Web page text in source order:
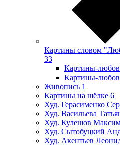
Картины словом
33
Картины-
Картины-
Живопись 1
Картины на шёлке 6
Худ. Герасименко
Худ. Васильева
Худ. Кулешов
Худ. Сытобуцкий
Худ. Акентьев